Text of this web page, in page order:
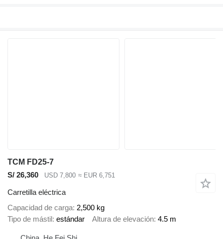
TCM FD25-7
S/ 26,360
USD 7,800 ≈ EUR 6,751
Carretilla eléctrica
Capacidad de carga 2,500 kg
Tipo de mástil estándar Altura de elevación 4.5 m